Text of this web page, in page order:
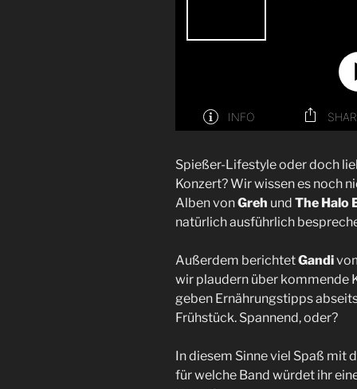
Spießer-Lifestyle oder doch
Konzert? Wir wissen es noch
Alben vonGreh und The Halo
natürlich ausführlich
Außerdem berichtetGandi
wir plaudern über kommende
geben Ernährungstipps
Frühstück. Spannend, oder?
In diesem Sinne viel Spaß mit
für welche Band würdet ihr